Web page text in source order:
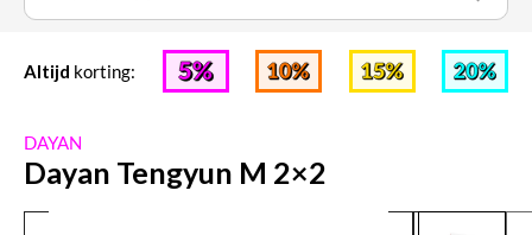
Altijd korting:
DAYAN
Dayan Tengyun M 2×2